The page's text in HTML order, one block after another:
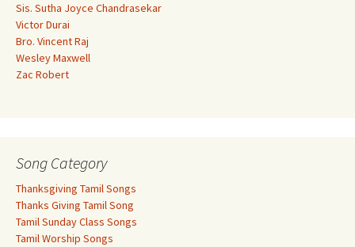
Sis. Sutha Joyce Chandrasekar
Victor Durai
Bro. Vincent Raj
Wesley Maxwell
Zac Robert
Song Category
Thanksgiving Tamil Songs
Thanks Giving Tamil Song
Tamil Sunday Class Songs
Tamil Worship Songs